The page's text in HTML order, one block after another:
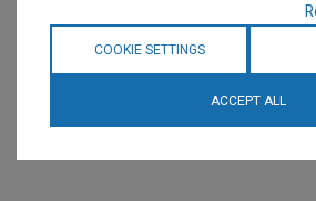
COOKIE SETTINGS
ACCEPT ALL